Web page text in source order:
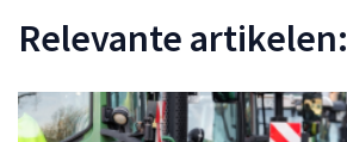
Relevante artikelen: